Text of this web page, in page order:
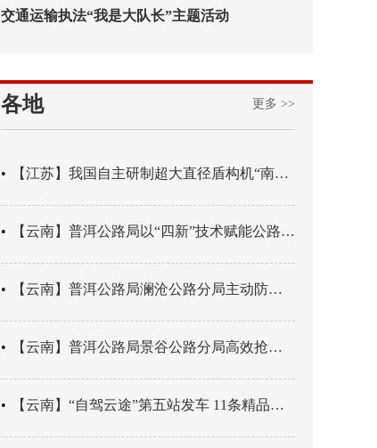
交通运输执法“我是大队长”主题活动
各地 更多 >>
【江苏】我国自主研制超大直径盾构机“南湖号”在常熟下线
【云南】普洱公路局以“四新”技术赋能公路养护
【云南】普洱公路局澜沧公路分局主动防御成功处置214国道山体崩塌险情
【云南】普洱公路局景谷公路分局高效抢通紧急送医村路
【云南】“自驾云途”第五站发车 11条精品线路串起全域风光